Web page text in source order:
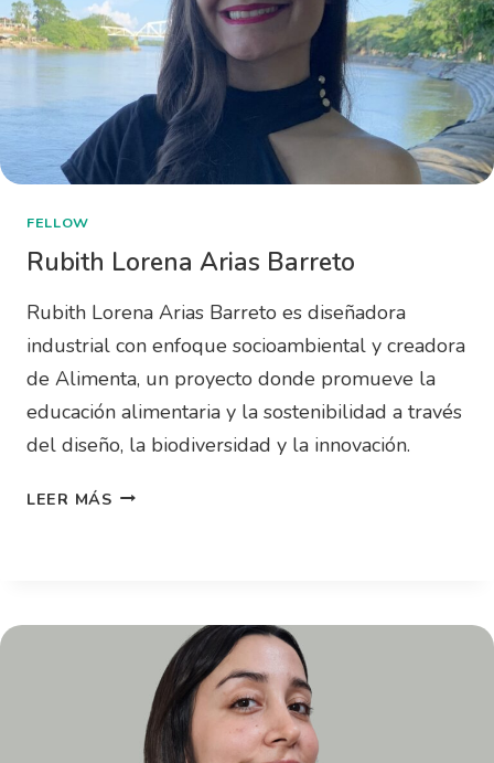
FELLOW
Rubith Lorena Arias Barreto
Rubith Lorena Arias Barreto es diseñadora
industrial con enfoque socioambiental y creadora
de Alimenta, un proyecto donde promueve la
educación alimentaria y la sostenibilidad a través
del diseño, la biodiversidad y la innovación.
LEER MÁS